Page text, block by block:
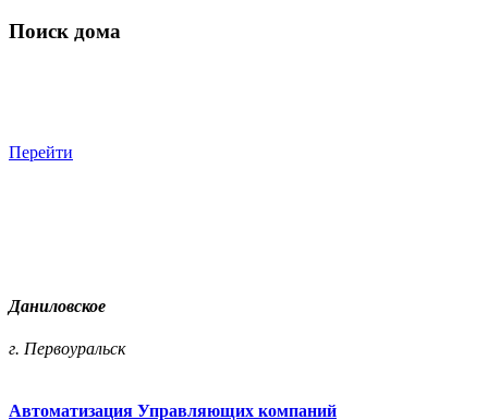
Поиск дома
Перейти
Даниловское
г. Первоуральск
Автоматизация Управляющих компаний